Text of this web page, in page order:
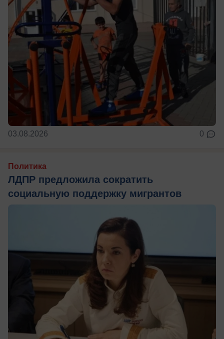
03.08.2026 0
Политика
ЛДПР предложила сократить
социальную поддержку мигрантов